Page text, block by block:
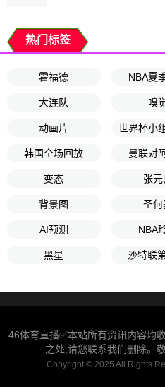
热门标签
霍福德 NBA夏
大连队 嗅
动画片 世界杯小
韩国全场回放 曼联对
变态 张元
背景图 圣何
AI预测 NBA
黑星 沙特联
46体育直播✅本站所有资讯内容均
之处,请您联系我们删除。
Copyright © 2025 All Rights